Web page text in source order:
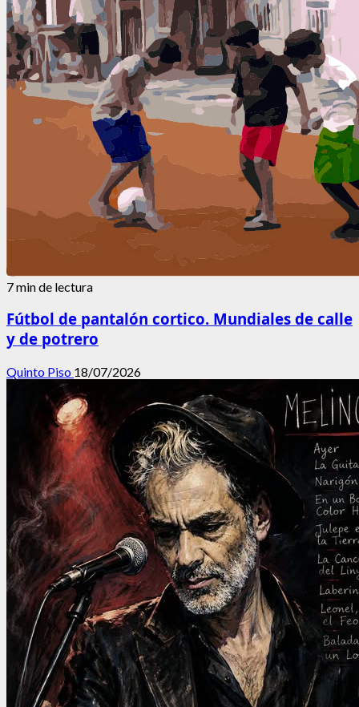
7 min de lectura
Fútbol de pantalón cortico. Mundiales de calle
y de potrero
Quinto Piso 18/07/2026